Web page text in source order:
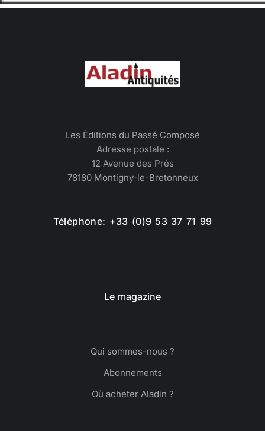
Les Éditions du Passé Composé
Adresse postale :
12 Avenue des Prés
78180 Montigny-le-Bretonneux
Téléphone: +33 (0)9 53 37 71 99
Le magazine
Qui sommes-nous ?
Abonnements
Où acheter Aladin ?